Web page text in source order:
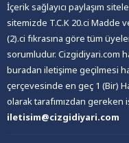
İçerik sağlayıcı paylaşım
sitemizde T.C.K 20.ci Madde
(2).ci fıkrasına göre tüm
sorumludur. Cizgidiyari.com
buradan iletişime geçilmesi
çerçevesinde en geç 1 (Bir)
olarak tarafımızdan gereken
iletisim@cizgidiyari.com